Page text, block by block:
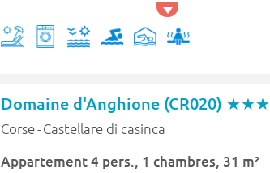
Domaine d'Anghione (CR020) ★★★
Corse- Castellare di casinca
Appartement 4 pers., 1 chambres, 31 m²